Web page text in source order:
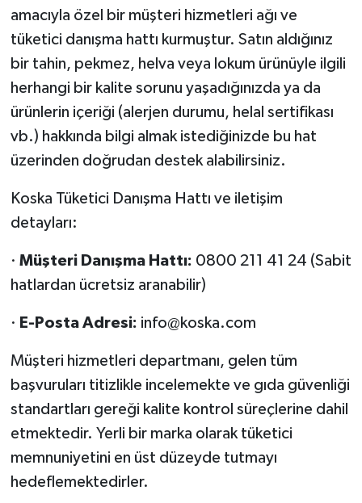
amacıyla özel bir müşteri hizmetleri ağı ve
tüketici danışma hattı kurmuştur. Satın aldığınız
bir tahin, pekmez, helva veya lokum ürünüyle ilgili
herhangi bir kalite sorunu yaşadığınızda ya da
ürünlerin içeriği (alerjen durumu, helal sertifikası
vb.) hakkında bilgi almak istediğinizde bu hat
üzerinden doğrudan destek alabilirsiniz.
Koska Tüketici Danışma Hattı ve iletişim
detayları:
· Müşteri Danışma Hattı: 0800 211 41 24 (Sabit
hatlardan ücretsiz aranabilir)
· E-Posta Adresi: info@koska.com
Müşteri hizmetleri departmanı, gelen tüm
başvuruları titizlikle incelemekte ve gıda güvenliği
standartları gereği kalite kontrol süreçlerine dahil
etmektedir. Yerli bir marka olarak tüketici
memnuniyetini en üst düzeyde tutmayı
hedeflemektedirler.